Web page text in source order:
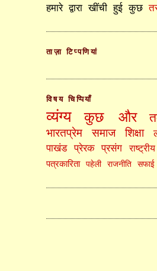
हमारे द्वारा खींची हुई कुछ
ताज़ा टिप्पणियां
विषय चिप्पियाँ
व्यंग्य कुछ और
भारतप्रेम समाज शिक्षा
पाखंड
प्रेरक प्रसंग
पत्रकारिता
पहेली राजनीति सफाई